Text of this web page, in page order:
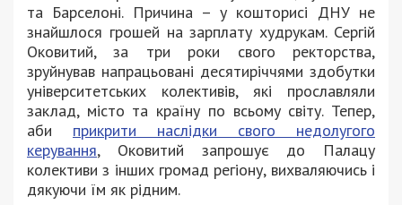
та Барселоні. Причина – у кошторисі ДНУ не
знайшлося грошей на зарплату худрукам. Сергій
Оковитий, за три роки свого ректорства,
зруйнував напрацьовані десятиріччями здобутки
університетських колективів, які прославляли
заклад, місто та країну по всьому світу. Тепер,
аби прикрити наслідки свого недолугого
керування, Оковитий запрошує до Палацу
колективи з інших громад регіону, вихваляючись і
дякуючи їм як рідним.